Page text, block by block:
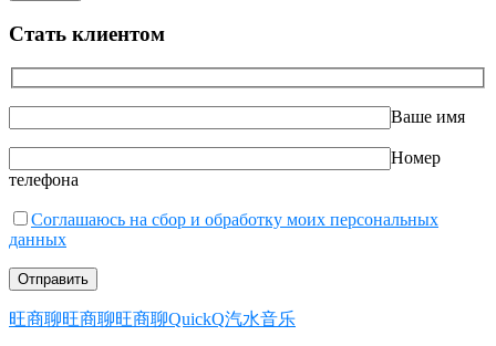
Стать клиентом
Ваше имя
Номер
телефона
Соглашаюсь на сбор и обработку моих персональных
данных
旺商聊旺商聊旺商聊QuickQ汽水音乐